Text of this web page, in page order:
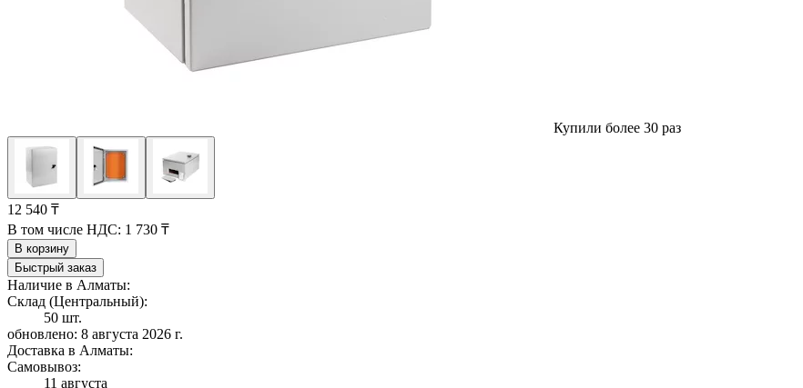
Купили более 30 раз
12 540 ₸
В том числе НДС: 1 730 ₸
В корзину
Быстрый заказ
Наличие в Алматы:
Склад (Центральный):
50 шт.
обновлено: 8 августа 2026 г.
Доставка в Алматы:
Самовывоз:
11 августа